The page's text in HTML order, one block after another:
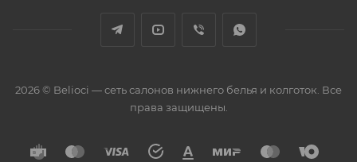
2026 © Belioci — сеть салонов нижнего белья и колготок. Все
права защищены.